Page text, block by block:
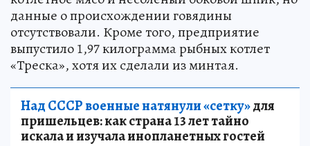
данные о происхождении говядины
отсутствовали. Кроме того, предприятие
выпустило 1,97 килограмма рыбных котлет
«Треска», хотя их сделали из минтая.
Над СССР военные натянули «сетку»для
пришельцев: как страна 13 лет тайно
искала и изучала инопланетных гостей